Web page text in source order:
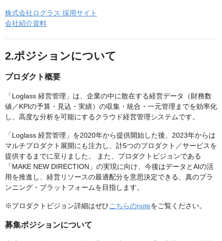
株式会社ログラス 採用サイト
会社紹介資料
2.ポジションについて
プロダクト概要
「Loglass 経営管理」は、企業の中に散在する経営データ（財務数
値／KPIの予算・見込・実績）の収集・統合・一元管理までを効率化
し、高度な分析を可能にするクラウド経営管理システムです。
「Loglass 経営管理」を2020年から提供開始した後、2023年からは
マルチプロダクト展開にも注力し、計5つのプロダクト／サービスを
提供するまでに至りました。 また、プロダクトビジョンである
「MAKE NEW DIRECTION」の実現に向け、今後はデータとAIの活
用を推進し、経営リソースの最適配分を意思決定できる、真のプラ
ンニング・プラットフォームを目指します。
※プロダクトビジョン詳細はぜひこちらのnoteをご覧ください。
募集ポジションについて